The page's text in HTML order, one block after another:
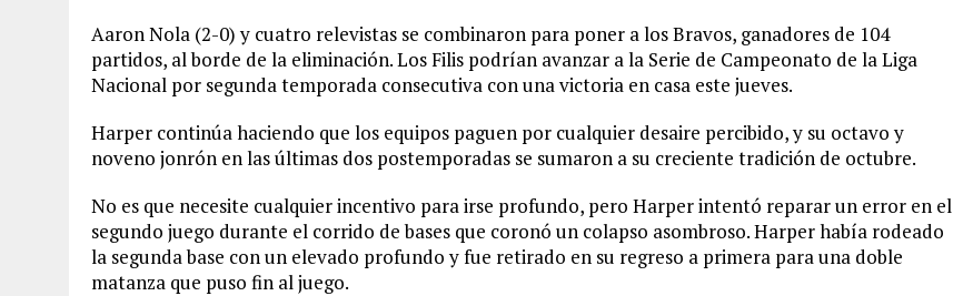
Aaron Nola (2-0) y cuatro relevistas se combinaron para poner a los Bravos, ganadores de 104
partidos, al borde de la eliminación. Los Filis podrían avanzar a la Serie de Campeonato de la Liga
Nacional por segunda temporada consecutiva con una victoria en casa este jueves.
Harper continúa haciendo que los equipos paguen por cualquier desaire percibido, y su octavo y
noveno jonrón en las últimas dos postemporadas se sumaron a su creciente tradición de octubre.
No es que necesite cualquier incentivo para irse profundo, pero Harper intentó reparar un error en el
segundo juego durante el corrido de bases que coronó un colapso asombroso. Harper había rodeado
la segunda base con un elevado profundo y fue retirado en su regreso a primera para una doble
matanza que puso fin al juego.